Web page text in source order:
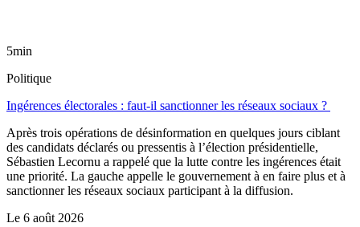
5min
Politique
Ingérences électorales : faut-il sanctionner les réseaux sociaux ?
Après trois opérations de désinformation en quelques jours ciblant
des candidats déclarés ou pressentis à l’élection présidentielle,
Sébastien Lecornu a rappelé que la lutte contre les ingérences était
une priorité. La gauche appelle le gouvernement à en faire plus et à
sanctionner les réseaux sociaux participant à la diffusion.
Le 6 août 2026